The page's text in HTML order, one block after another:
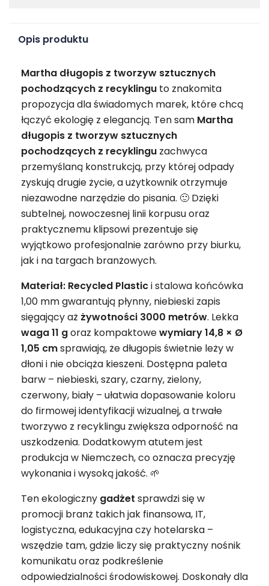
Opis produktu
Martha długopis z tworzyw sztucznych
pochodzących z recyklingu to znakomita
propozycja dla świadomych marek, które chcą
łączyć ekologię z elegancją. Ten sam Martha
długopis z tworzyw sztucznych
pochodzących z recyklingu zachwyca
przemyślaną konstrukcją, przy której odpady
zyskują drugie życie, a użytkownik otrzymuje
niezawodne narzędzie do pisania. 🙂 Dzięki
subtelnej, nowoczesnej linii korpusu oraz
praktycznemu klipsowi prezentuje się
wyjątkowo profesjonalnie zarówno przy biurku,
jak i na targach branżowych.
Materiał: Recycled Plastici stalowa końcówka
1,00 mm gwarantują płynny, niebieski zapis
sięgający aż żywotności 3000 metrów. Lekka
waga 11 goraz kompaktowewymiary 14,8 × Ø
1,05 cmsprawiają, że długopis świetnie leży w
dłoni i nie obciąża kieszeni. Dostępna paleta
barw – niebieski, szary, czarny, zielony,
czerwony, biały – ułatwia dopasowanie koloru
do firmowej identyfikacji wizualnej, a trwałe
tworzywo z recyklingu zwiększa odporność na
uszkodzenia. Dodatkowym atutem jest
produkcja w Niemczech, co oznacza precyzję
wykonania i wysoką jakość. 🌱
Ten ekologiczny gadżet sprawdzi się w
promocji branż takich jak finansowa, IT,
logistyczna, edukacyjna czy hotelarska –
wszędzie tam, gdzie liczy się praktyczny nośnik
komunikatu oraz podkreślenie
odpowiedzialności środowiskowej. Doskonały dla